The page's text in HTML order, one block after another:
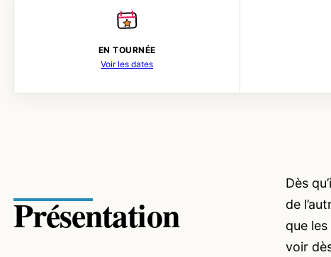
EN TOURNÉE
Voir les dates
Présentation
Dès
de
que
voir